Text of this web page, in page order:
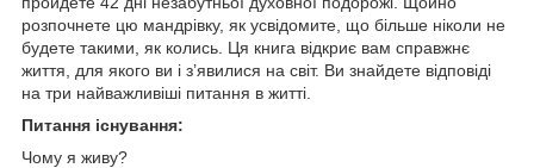
розпочнете цю мандрівку, як усвідомите, що більше ніколи не
будете такими, як колись. Ця книга відкриє вам справжнє
життя, для якого ви і з’явилися на світ. Ви знайдете відповіді
на три найважливіші питання в житті.
Питання існування:
Чому я живу?